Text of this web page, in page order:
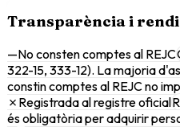
Transparència i
—No consten comptes al REJC
322-15, 333-12). La majoria
constin comptes al REJC no
✗ Registrada al registre oficial
és obligatòria per adquirir